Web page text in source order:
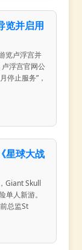
览并启用
览卢浮宫并
浮宫官网公
停止服务”，
星球大战
Giant Skull
人新游。
总监St